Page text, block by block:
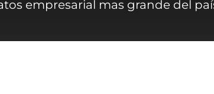
empresarial mas grande del